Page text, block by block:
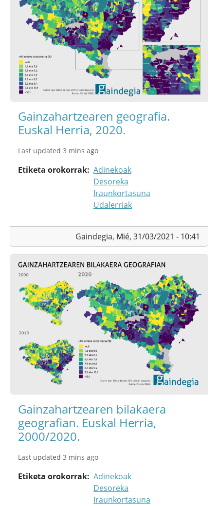
Gainzahartzearen geografia.
Euskal Herria, 2020.
Last updated 3 mins ago
Etiketa orokorrak Adinekoak
Desoreka
Iraunkortasuna
Udalerriak
Gaindegia, Mié, 31/03/2021 - 10:41
Gainzahartzearen bilakaera
geografian. Euskal Herria,
2000/2020.
Last updated 3 mins ago
Etiketa orokorrak Adinekoak
Desoreka
Iraunkortasuna